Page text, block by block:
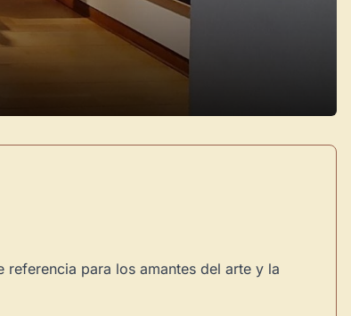
para los amantes del arte y la